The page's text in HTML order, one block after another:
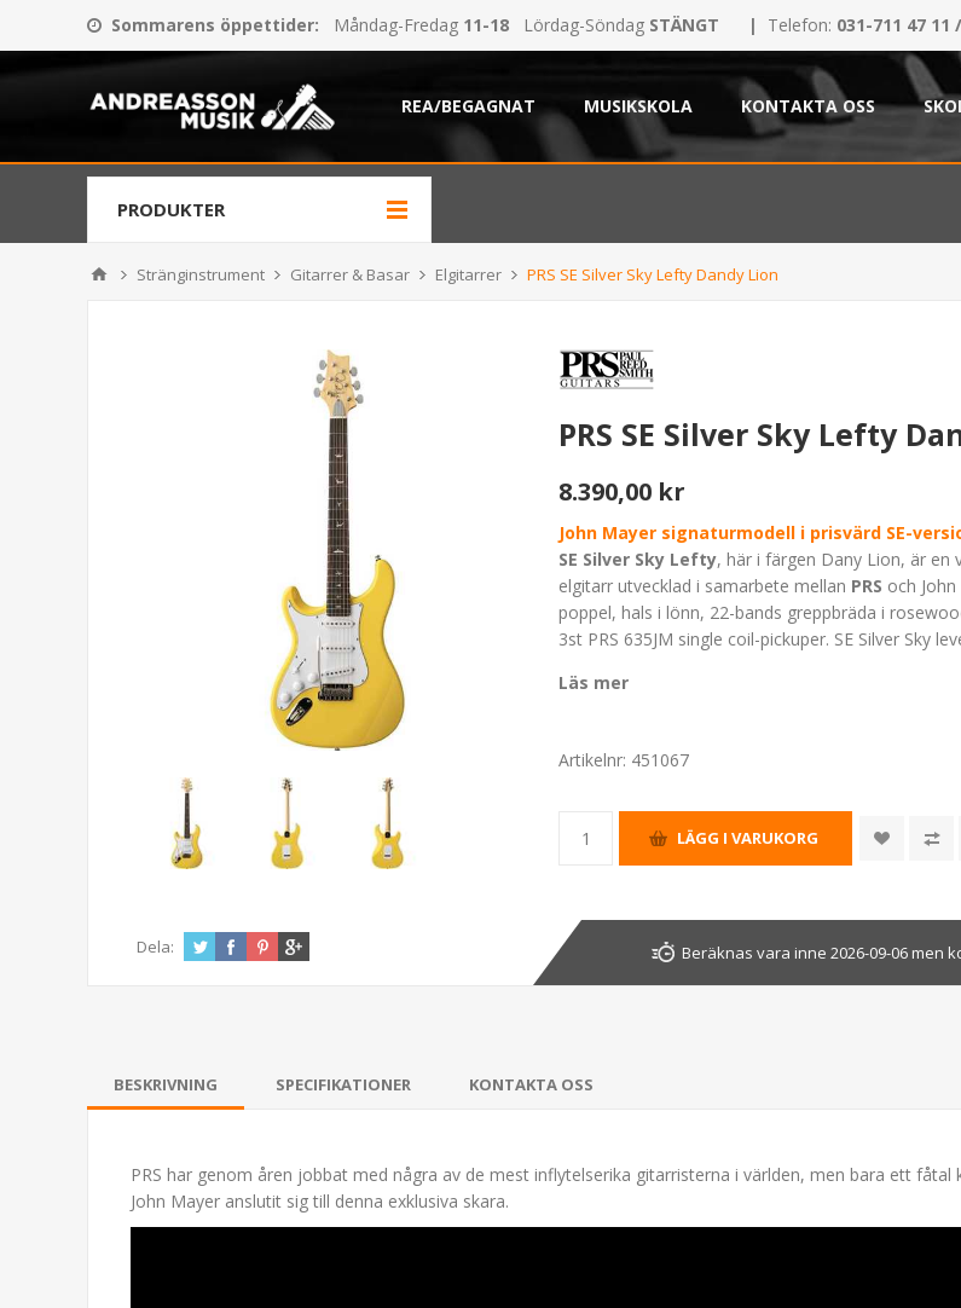
Sommarens öppettider: Måndag-Fredag 11-18 Lördag-Söndag STÄNGT | Telefon: 031-711 47 11
REA/BEGAGNAT MUSIKSKOLA KONTAKTA OSS
PRODUKTER
Stränginstrument Gitarrer & Basar Elgitarrer PRS SE Silver Sky Lefty Dandy Lion
PRS SE Silver Sky Lefty
8.390,00 kr
John Mayer signaturmodell i prisvärd SE-
SE Silver Sky Lefty, här i färgen Dany Lion, är en
elgitarr utvecklad i samarbete mellan PRS och
poppel, hals i lönn, 22-bands greppbräda i
3st PRS 635JM single coil-pickuper. SE Silver Sky
Läs mer
Artikelnr: 451067
Dela: Beräknas vara inne 2026-09-06 men
BESKRIVNING SPECIFIKATIONER KONTAKTA OSS
PRS har genom åren jobbat med några av de mest inflytelserika gitarristerna i världen, men bara ett
John Mayer anslutit sig till denna exklusiva skara.